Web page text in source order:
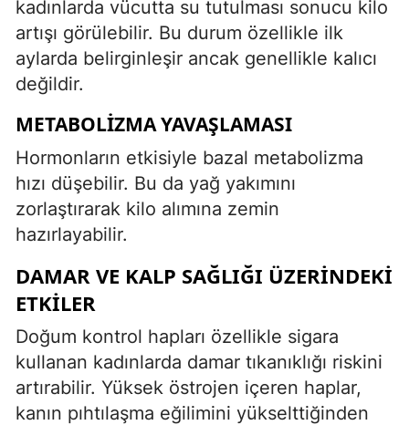
kadınlarda vücutta su tutulması sonucu kilo
artışı görülebilir. Bu durum özellikle ilk
aylarda belirginleşir ancak genellikle kalıcı
değildir.
METABOLIZMA YAVAŞLAMASI
Hormonların etkisiyle bazal metabolizma
hızı düşebilir. Bu da yağ yakımını
zorlaştırarak kilo alımına zemin
hazırlayabilir.
DAMAR VE KALP SAĞLIĞI ÜZERINDEKI
ETKILER
Doğum kontrol hapları özellikle sigara
kullanan kadınlarda damar tıkanıklığı riskini
artırabilir. Yüksek östrojen içeren haplar,
kanın pıhtılaşma eğilimini yükselttiğinden